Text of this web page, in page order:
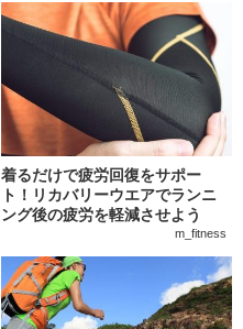
着るだけで疲労回復をサポー
ト！リカバリーウエアでランニ
ング後の疲労を軽減させよう
m_fitness